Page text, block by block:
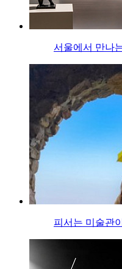
서울에서 만나
피서는 미술관